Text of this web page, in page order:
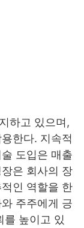
하고 있으며,
한다. 지속적
도입은 매출
은 회사의 장
인 역할을 한
주주에게 긍
를 높이고 있